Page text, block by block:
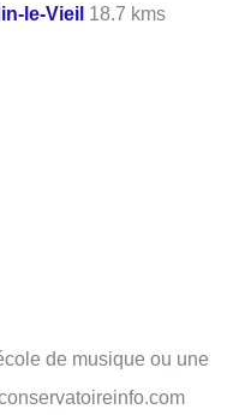
le-Vieil 18.7 kms
de musique ou une